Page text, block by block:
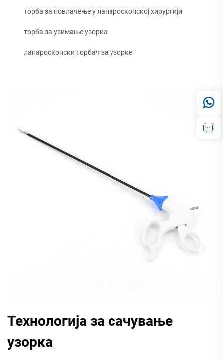
торба за повлачење у лапароскопској хирургији
торба за узимање узорка
лапароскопски торбач за узорке
Технологија за сачување
узорка